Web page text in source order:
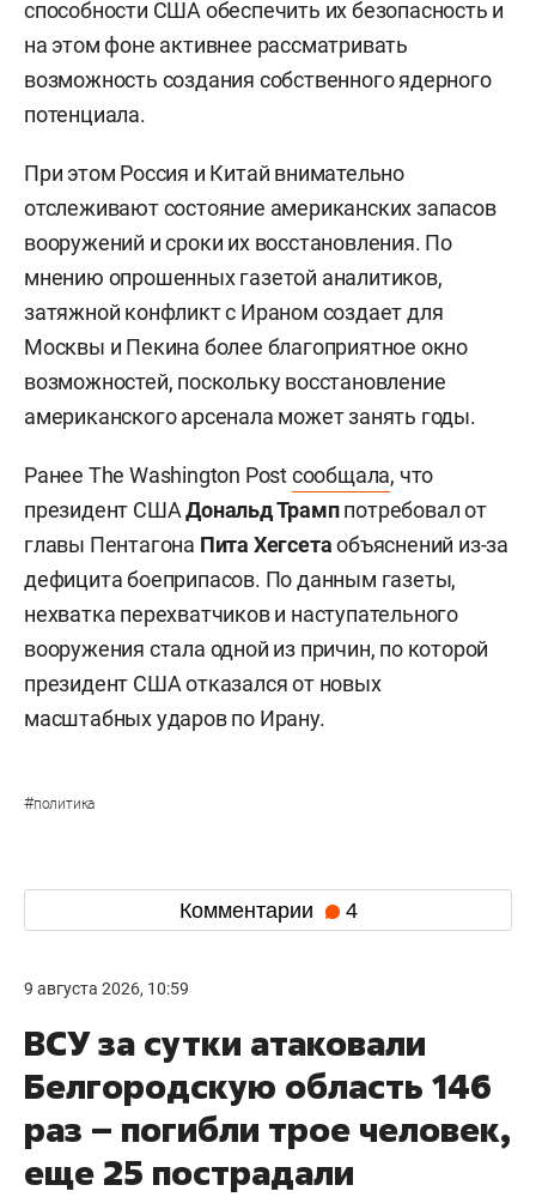
способности США обеспечить их безопасность и
на этом фоне активнее рассматривать
возможность создания собственного ядерного
потенциала.
При этом Россия и Китай внимательно
отслеживают состояние американских запасов
вооружений и сроки их восстановления. По
мнению опрошенных газетой аналитиков,
затяжной конфликт с Ираном создает для
Москвы и Пекина более благоприятное окно
возможностей, поскольку восстановление
американского арсенала может занять годы.
Ранее The Washington Postсообщала, что
президент СШАДональд Трамппотребовал от
главы Пентагона Пита Хегсетаобъяснений из-за
дефицита боеприпасов. По данным газеты,
нехватка перехватчиков и наступательного
вооружения стала одной из причин, по которой
президент США отказался от новых
масштабных ударов по Ирану.
#политика
Комментарии 4
9 августа 2026, 10:59
ВСУ за сутки атаковали
Белгородскую область 146
раз – погибли трое человек,
еще 25 пострадали